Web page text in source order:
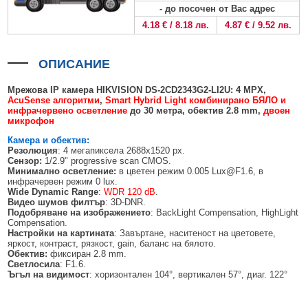
БЕЗЖИЧНИ ДЕТЕКТОРИ AJAX
БЕЗЖИЧНИ ДЕТЕКТОРИ ЗА ПОЖАР, ДИМ, ТОПЛИНА И ВЪГЛЕРОДЕН
БЕЗЖИЧНИ КЛАВИАТУРИ AJAX
БЕЗКОНТАКТНИ RFID КАРТИ И ЧИПОВЕ ЗА КЛАВИАТУРИ
БЕЗЖИЧНИ ДИСТАНЦИОННИ УПРАВЛЕНИЯ И БУТОНИ
БЕЗЖИЧНИ СИРЕНИ AJAX
МОДУЛИ ЗА СГРАДНА АВТОМАТИЗАЦИЯ AJAX
БЕЗЖИЧНИ ДЕТЕКТОРИ ЗА HIKVISION AX PRO
БЕЗЖИЧНИ МОДУЛИ И АКСЕСОАРИ ЗА HIKVISION AX PRO
ALFALINE, СТЕННИ/СТОЯЩИ, С ОТВАРЯЕМИ И ЗАКЛЮЧВАЩИ СЕ
BETALINE, СТОЯЩИ С ОТВАРЯЕМИ И ЗАКЛЮЧВАЩИ СЕ СТРАНИЦИ
АКСЕСОАРИ ЗА КОМУНИКАЦИОННИ ШКАФОВЕ- до посочен от Вас адрес
4.18 € / 8.18 лв.
4.87 € / 9.52 лв.
ОПИСАНИЕ
Мрежова IP камера HIKVISION DS-2CD2343G2-LI2U: 4 MPX,
AcuSense алгоритми,Smart Hybrid Light комбинирано БЯЛО и
инфрачервено осветление до 30 метра, обектив2.8 mm,двоен
микрофон
Камера и обектив:
Резолюция: 4 мегапиксела 2688x1520 px.
Сензор: 1/2.9" progressive scan CMOS.
Минимално осветление: в цветен режим 0.005 Lux@F1.6, в
инфрачервен режим 0 lux.
Wide Dynamic Range:WDR 120 dB.
Видео шумов филтър: 3D-DNR.
Подобряване на изображението: BackLight Compensation, HighLight
Compensation.
Настройки на картината: Завъртане, наситеност на цветовете,
яркост, контраст, рязкост, gain, баланс на бялото.
Обектив: фиксиран 2.8 mm.
Светлосила: F1.6.
Ъгъл на видимост: хоризонтален 104°, вертикален 57°, диаг. 122°